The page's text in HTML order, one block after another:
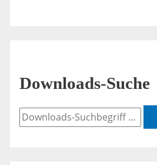
Downloads-Suche